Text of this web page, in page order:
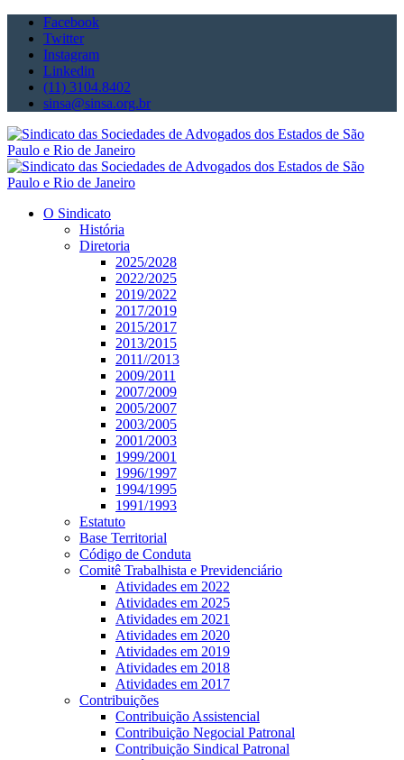
Facebook
Twitter
Instagram
Linkedin
(11) 3104.8402
sinsa@sinsa.org.br
O Sindicato
História
Diretoria
2025/2028
2022/2025
2019/2022
2017/2019
2015/2017
2013/2015
2011//2013
2009/2011
2007/2009
2005/2007
2003/2005
2001/2003
1999/2001
1996/1997
1994/1995
1991/1993
Estatuto
Base Territorial
Código de Conduta
Comitê Trabalhista e Previdenciário
Atividades em 2022
Atividades em 2025
Atividades em 2021
Atividades em 2020
Atividades em 2019
Atividades em 2018
Atividades em 2017
Contribuições
Contribuição Assistencial
Contribuição Negocial Patronal
Contribuição Sindical Patronal